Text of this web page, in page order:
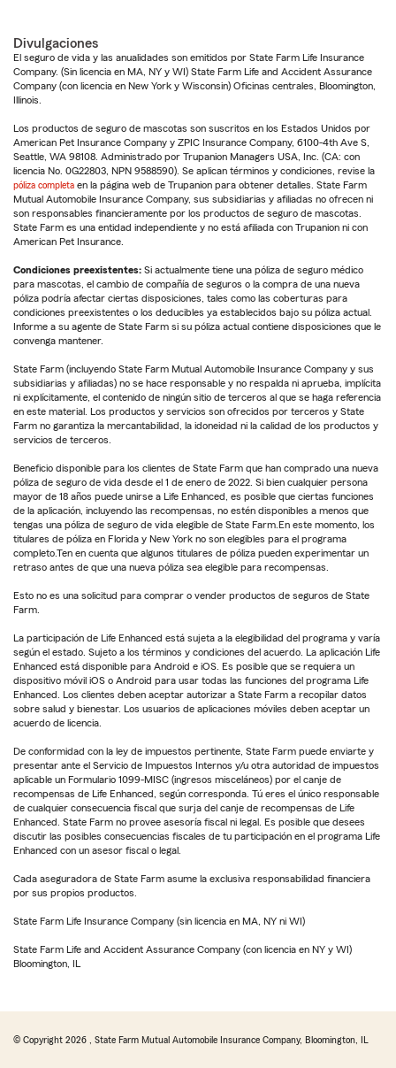
Divulgaciones
El seguro de vida y las anualidades son emitidos por State Farm Life Insurance
Company. (Sin licencia en MA, NY y WI) State Farm Life and Accident Assurance
Company (con licencia en New York y Wisconsin) Oficinas centrales, Bloomington,
Illinois.
Los productos de seguro de mascotas son suscritos en los Estados Unidos por
American Pet Insurance Company y ZPIC Insurance Company, 6100-4th Ave S,
Seattle, WA 98108. Administrado por Trupanion Managers USA, Inc. (CA: con
licencia No. 0G22803, NPN 9588590). Se aplican términos y condiciones, revise la
póliza completa en la página web de Trupanion para obtener detalles. State Farm
Mutual Automobile Insurance Company, sus subsidiarias y afiliadas no ofrecen ni
son responsables financieramente por los productos de seguro de mascotas.
State Farm es una entidad independiente y no está afiliada con Trupanion ni con
American Pet Insurance.
Condiciones preexistentes: Si actualmente tiene una póliza de seguro médico
para mascotas, el cambio de compañía de seguros o la compra de una nueva
póliza podría afectar ciertas disposiciones, tales como las coberturas para
condiciones preexistentes o los deducibles ya establecidos bajo su póliza actual.
Informe a su agente de State Farm si su póliza actual contiene disposiciones que le
convenga mantener.
State Farm (incluyendo State Farm Mutual Automobile Insurance Company y sus
subsidiarias y afiliadas) no se hace responsable y no respalda ni aprueba, implícita
ni explícitamente, el contenido de ningún sitio de terceros al que se haga referencia
en este material. Los productos y servicios son ofrecidos por terceros y State
Farm no garantiza la mercantabilidad, la idoneidad ni la calidad de los productos y
servicios de terceros.
Beneficio disponible para los clientes de State Farm que han comprado una nueva
póliza de seguro de vida desde el 1 de enero de 2022. Si bien cualquier persona
mayor de 18 años puede unirse a Life Enhanced, es posible que ciertas funciones
de la aplicación, incluyendo las recompensas, no estén disponibles a menos que
tengas una póliza de seguro de vida elegible de State Farm.En este momento, los
titulares de póliza en Florida y New York no son elegibles para el programa
completo.Ten en cuenta que algunos titulares de póliza pueden experimentar un
retraso antes de que una nueva póliza sea elegible para recompensas.
Esto no es una solicitud para comprar o vender productos de seguros de State
Farm.
La participación de Life Enhanced está sujeta a la elegibilidad del programa y varía
según el estado. Sujeto a los términos y condiciones del acuerdo. La aplicación Life
Enhanced está disponible para Android e iOS. Es posible que se requiera un
dispositivo móvil iOS o Android para usar todas las funciones del programa Life
Enhanced. Los clientes deben aceptar autorizar a State Farm a recopilar datos
sobre salud y bienestar. Los usuarios de aplicaciones móviles deben aceptar un
acuerdo de licencia.
De conformidad con la ley de impuestos pertinente, State Farm puede enviarte y
presentar ante el Servicio de Impuestos Internos y/u otra autoridad de impuestos
aplicable un Formulario 1099-MISC (ingresos misceláneos) por el canje de
recompensas de Life Enhanced, según corresponda. Tú eres el único responsable
de cualquier consecuencia fiscal que surja del canje de recompensas de Life
Enhanced. State Farm no provee asesoría fiscal ni legal. Es posible que desees
discutir las posibles consecuencias fiscales de tu participación en el programa Life
Enhanced con un asesor fiscal o legal.
Cada aseguradora de State Farm asume la exclusiva responsabilidad financiera
por sus propios productos.
State Farm Life Insurance Company (sin licencia en MA, NY ni WI)
State Farm Life and Accident Assurance Company (con licencia en NY y WI)
Bloomington, IL
© Copyright 2026 , State Farm Mutual Automobile Insurance Company, Bloomington, IL